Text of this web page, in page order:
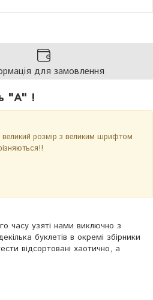
для замовлення
"А" !
великий розмір з великим шрифтом
часу узяті нами виключно з
буклетів в окремі збірники
відсортовані хаотично, а